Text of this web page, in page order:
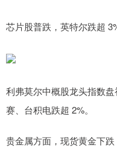
芯片股普跌，英特尔跌超
利弗莫尔中概股龙头指数
赛、台积电跌超 2%。
贵金属方面，现货黄金下跌